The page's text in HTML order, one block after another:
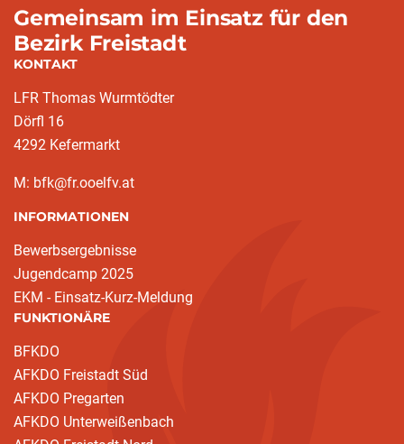
Gemeinsam im Einsatz für den
Bezirk Freistadt
KONTAKT
LFR Thomas Wurmtödter
Dörfl 16
4292 Kefermarkt
M: bfk@fr.ooelfv.at
INFORMATIONEN
Bewerbsergebnisse
Jugendcamp 2025
EKM - Einsatz-Kurz-Meldung
FUNKTIONÄRE
BFKDO
AFKDO Freistadt Süd
AFKDO Pregarten
AFKDO Unterweißenbach